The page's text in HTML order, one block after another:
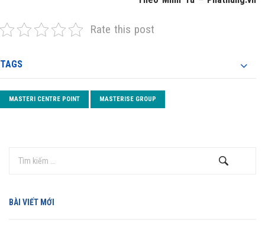
Rate this post
TAGS
MASTERI CENTRE POINT MASTERISE GROUP
BÀI VIẾT MỚI